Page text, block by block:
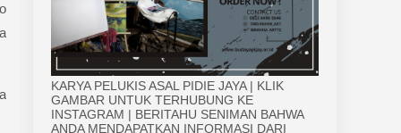
KARYA PELUKIS ASAL PIDIE JAYA | KLIK
GAMBAR UNTUK TERHUBUNG KE
INSTAGRAM | BERITAHU SENIMAN BAHWA
ANDA MENDAPATKAN INFORMASI DARI